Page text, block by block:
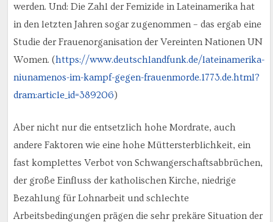
werden. Und: Die Zahl der Femizide in Lateinamerika hat
in den letzten Jahren sogar zugenommen – das ergab eine
Studie der Frauenorganisation der Vereinten Nationen UN
Women. (https://www.deutschlandfunk.de/lateinamerika-
niunamenos-im-kampf-gegen-frauenmorde.1773.de.html?
dram:article_id=389206)
Aber nicht nur die entsetzlich hohe Mordrate, auch
andere Faktoren wie eine hohe Müttersterblichkeit, ein
fast komplettes Verbot von Schwangerschaftsabbrüchen,
der große Einfluss der katholischen Kirche, niedrige
Bezahlung für Lohnarbeit und schlechte
Arbeitsbedingungen prägen die sehr prekäre Situation der